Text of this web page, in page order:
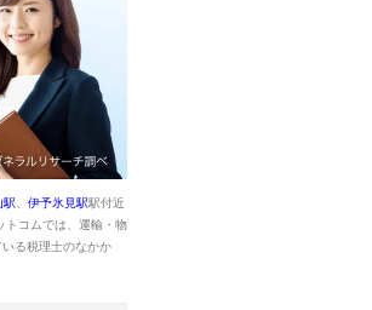
駅 伊予氷見駅駅付近
トコムでは、運輸・物
る税理士のなかか